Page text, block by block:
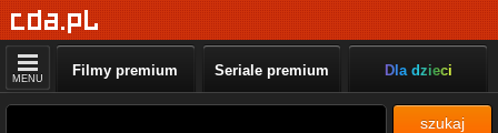
MENU Filmy premium Seriale premium Dla dzieci
szukaj